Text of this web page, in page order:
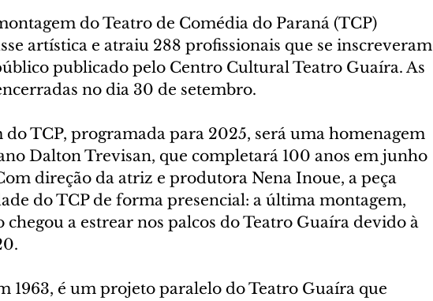
do Teatro de Comédia do Paraná (TCP)
artística e atraiu 288 profissionais que se inscreveram
publicado pelo Centro Cultural Teatro Guaíra. As
no dia 30 de setembro.
TCP, programada para 2025, será uma homenagem
Dalton Trevisan, que completará 100 anos em junho
direção da atriz e produtora Nena Inoue, a peça
do TCP de forma presencial: a última montagem,
chegou a estrear nos palcos do Teatro Guaíra devido à
1963, é um projeto paralelo do Teatro Guaíra que